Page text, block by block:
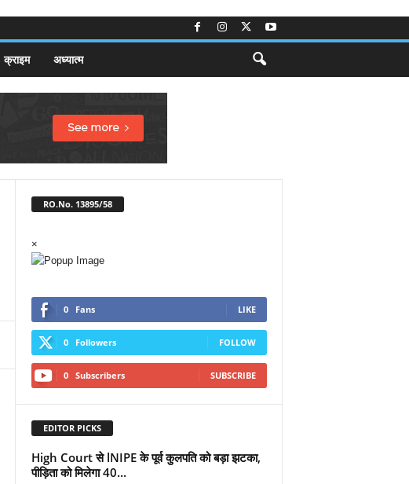
क्राइम अध्यात्म
RO.No. 13895/58
×
0 Fans LIKE
0 Followers FOLLOW
0 Subscribers SUBSCRIBE
EDITOR PICKS
High Court से lNIPE के पूर्व कुलपति को बड़ा झटका,
पीड़िता को मिलेगा 40...